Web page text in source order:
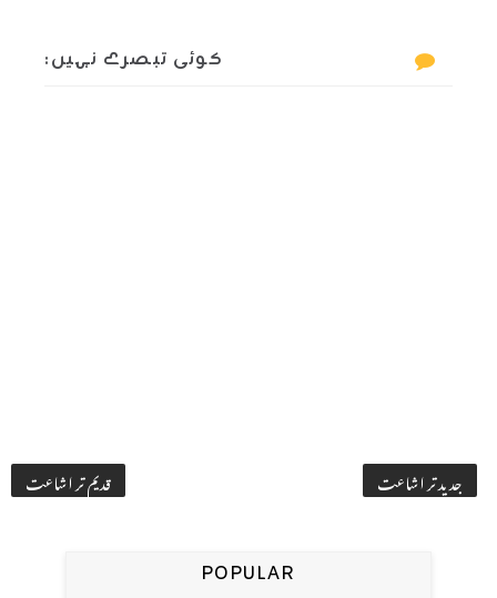
کوئی تبصرے نہیں:
جدید تر اشاعت قدیم تر اشاعت
POPULAR